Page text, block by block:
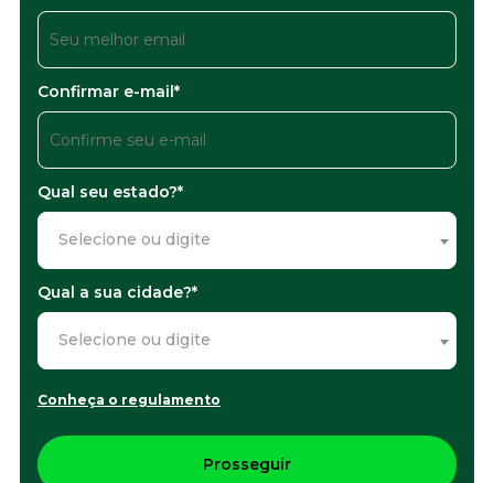
Confirmar e-mail*
Qual seu estado?*
Selecione ou digite
Qual a sua cidade?*
Selecione ou digite
Conheça o regulamento
Prosseguir